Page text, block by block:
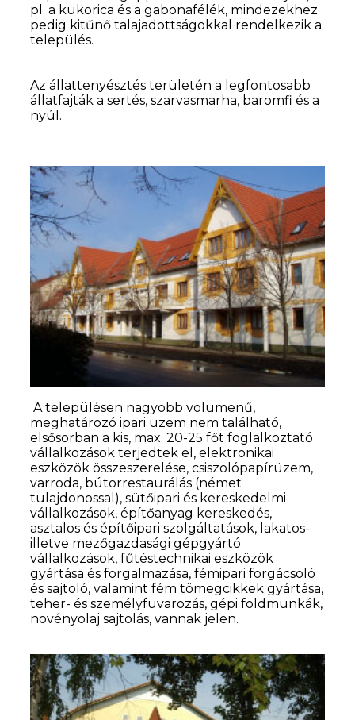
pl. a kukorica és a gabonafélék, mindezekhez
pedig kitűnő talajadottságokkal rendelkezik a
település.
Az állattenyésztés területén a legfontosabb
állatfajták a sertés, szarvasmarha, baromfi és a
nyúl.
A településen nagyobb volumenű,
meghatározó ipari üzem nem található,
elsősorban a kis, max. 20-25 főt foglalkoztató
vállalkozások terjedtek el, elektronikai
eszközök összeszerelése, csiszolópapírüzem,
varroda, bútorrestaurálás (német
tulajdonossal), sütőipari és kereskedelmi
vállalkozások, építőanyag kereskedés,
asztalos és építőipari szolgáltatások, lakatos-
illetve mezőgazdasági gépgyártó
vállalkozások, fűtéstechnikai eszközök
gyártása és forgalmazása, fémipari forgácsoló
és sajtoló, valamint fém tömegcikkek gyártása,
teher- és személyfuvarozás, gépi földmunkák,
növényolaj sajtolás, vannak jelen.